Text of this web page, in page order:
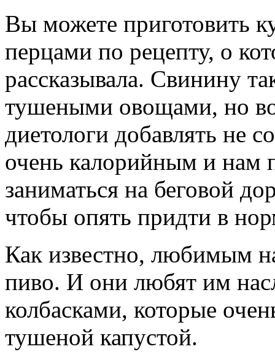
Вы можете приготовить
перцами по рецепту, о
рассказывала. Свинину
тушеными овощами, но
диетологи добавлять не
очень калорийным и нам
заниматься на беговой
чтобы опять придти в
Как известно, любимым
пиво. И они любят им
колбасками, которые
тушеной капустой.